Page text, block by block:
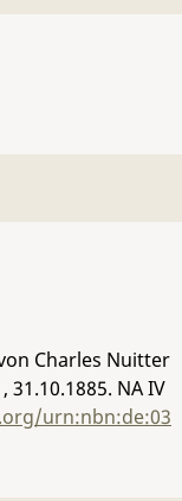
Charles Nuitter
31.10.1885. NA IV
urn:nbn:de:03